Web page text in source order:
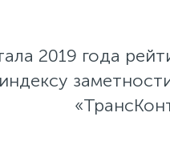
2019 года